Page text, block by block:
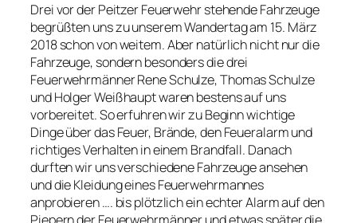
Drei vor der Peitzer Feuerwehr stehende Fahrzeuge
begrüßten uns zu unserem Wandertag am 15. März
2018 schon von weitem. Aber natürlich nicht nur die
Fahrzeuge, sondern besonders die drei
Feuerwehrmänner Rene Schulze, Thomas Schulze
und Holger Weißhaupt waren bestens auf uns
vorbereitet. So erfuhren wir zu Beginn wichtige
Dinge über das Feuer, Brände, den Feueralarm und
richtiges Verhalten in einem Brandfall. Danach
durften wir uns verschiedene Fahrzeuge ansehen
und die Kleidung eines Feuerwehrmannes
anprobieren …. bis plötzlich ein echter Alarm auf den